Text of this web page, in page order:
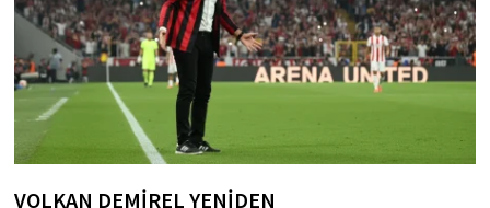
VOLKAN DEMIREL YENIDEN